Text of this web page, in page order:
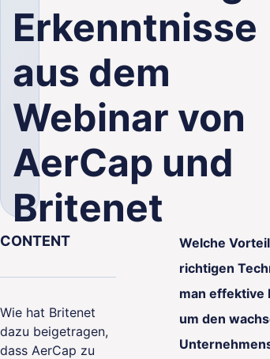
Erkenntnisse
aus dem
Webinar von
AerCap und
Britenet
CONTENT
Wie hat Britenet
dazu beigetragen,
dass AerCap zu
Welche
richtigen
man effektive
um den